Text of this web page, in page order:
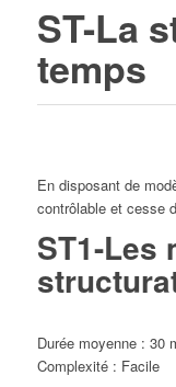
ST-La
temps
En disposant de
contrôlable et cesse
ST1-Les
Durée moyenne : 30
Complexité : Facile